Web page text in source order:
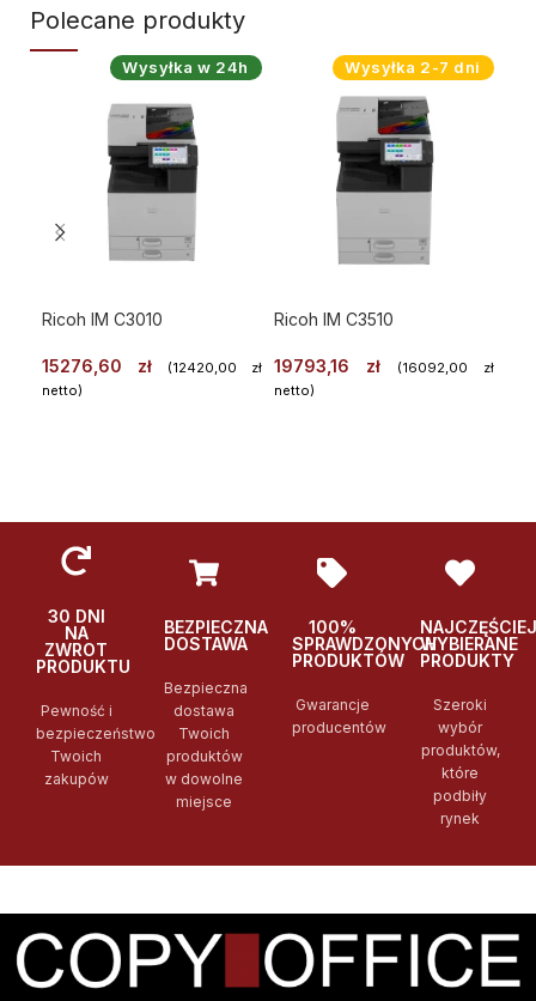
Polecane produkty
Wysyłka w 24h
Ricoh IM C3010
15276,60 zł (12420,00 zł
netto)
Wysyłka 2-7 dni
Ricoh IM C3510
19793,16 zł (16092,00 zł
netto)
30 DNI
NA
ZWROT
PRODUKTU
Pewność i
bezpieczeństwo
Twoich
zakupów
BEZPIECZNA
DOSTAWA
Bezpieczna
dostawa
Twoich
produktów
w dowolne
miejsce
100%
SPRAWDZONYCH
PRODUKTÓW
Gwarancje
producentów
NAJCZĘŚCIEJ
WYBIERANE
PRODUKTY
Szeroki
wybór
produktów,
które
podbiły
rynek